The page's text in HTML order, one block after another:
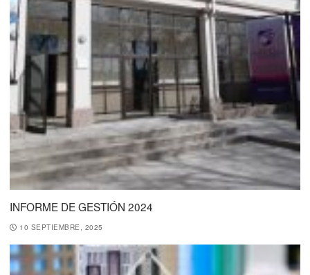
INFORME DE GESTIÓN 2024
10 SEPTIEMBRE, 2025